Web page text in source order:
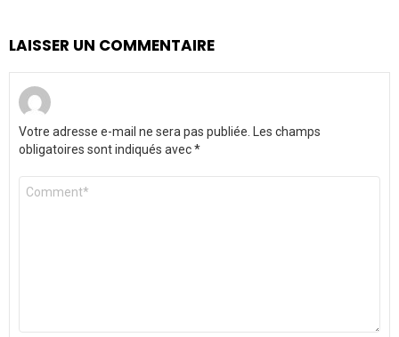
LAISSER UN COMMENTAIRE
Votre adresse e-mail ne sera pas publiée.
Les champs
obligatoires sont indiqués avec*
Commentaire